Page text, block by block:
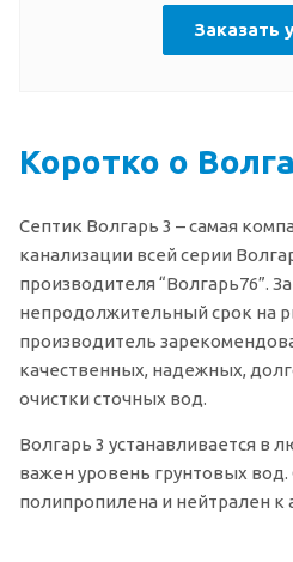
Заказать
Коротко о
Септик Волгарь 3 – самая
канализации всей серии
производителя “Волгарь76”.
непродолжительный срок на
производитель
качественных, надежных,
очистки сточных вод.
Волгарь 3 устанавливается в
важен уровень грунтовых
полипропилена и нейтрален к